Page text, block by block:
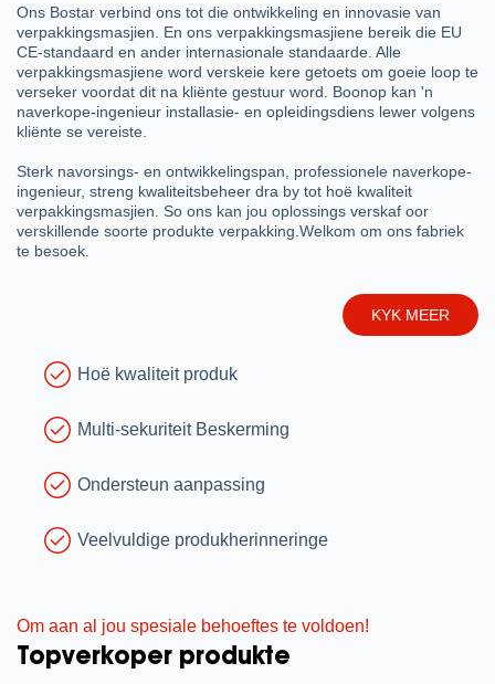
Ons Bostar verbind ons tot die ontwikkeling en innovasie van
verpakkingsmasjien. En ons verpakkingsmasjiene bereik die EU
CE-standaard en ander internasionale standaarde. Alle
verpakkingsmasjiene word verskeie kere getoets om goeie loop te
verseker voordat dit na kliënte gestuur word. Boonop kan 'n
naverkope-ingenieur installasie- en opleidingsdiens lewer volgens
kliënte se vereiste.
Sterk navorsings- en ontwikkelingspan, professionele naverkope-
ingenieur, streng kwaliteitsbeheer dra by tot hoë kwaliteit
verpakkingsmasjien. So ons kan jou oplossings verskaf oor
verskillende soorte produkte verpakking.Welkom om ons fabriek
te besoek.
KYK MEER
Hoë kwaliteit produk
Multi-sekuriteit Beskerming
Ondersteun aanpassing
Veelvuldige produkherinneringe
Om aan al jou spesiale behoeftes te voldoen!
Topverkoper produkte